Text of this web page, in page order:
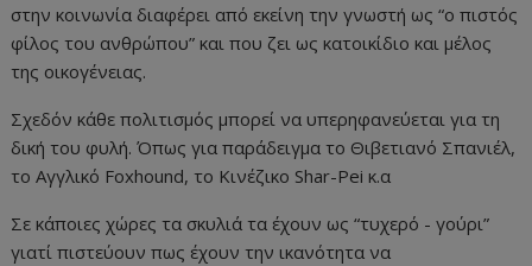
στην κοινωνία διαφέρει από εκείνη την γνωστή ως “ο πιστός
φίλος του ανθρώπου” και που ζει ως κατοικίδιο και μέλος
της οικογένειας.
Σχεδόν κάθε πολιτισμός μπορεί να υπερηφανεύεται για τη
δική του φυλή. Όπως για παράδειγμα το Θιβετιανό Σπανιέλ,
το Αγγλικό Foxhound, το Κινέζικο Shar-Pei κ.α
Σε κάποιες χώρες τα σκυλιά τα έχουν ως “τυχερό - γούρι”
γιατί πιστεύουν πως έχουν την ικανότητα να